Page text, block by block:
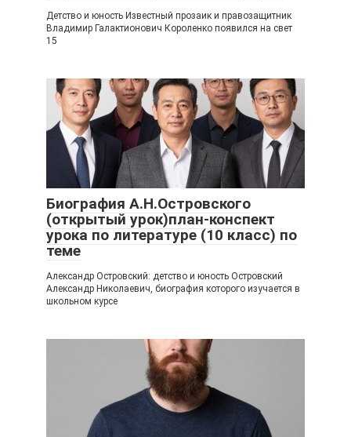
Детство и юность Известный прозаик и правозащитник
Владимир Галактионович Короленко появился на свет
15
Биография А.Н.Островского
(открытый урок)план-конспект
урока по литературе (10 класс) по
теме
Александр Островский: детство и юность Островский
Александр Николаевич, биография которого изучается в
школьном курсе